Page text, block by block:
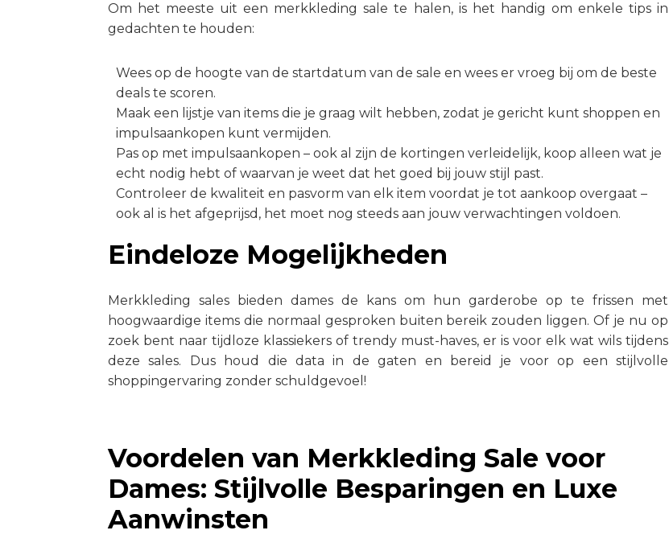
Om het meeste uit een merkkleding sale te halen, is het handig om enkele tips in
gedachten te houden:
Wees op de hoogte van de startdatum van de sale en wees er vroeg bij om de beste
deals te scoren.
Maak een lijstje van items die je graag wilt hebben, zodat je gericht kunt shoppen en
impulsaankopen kunt vermijden.
Pas op met impulsaankopen – ook al zijn de kortingen verleidelijk, koop alleen wat je
echt nodig hebt of waarvan je weet dat het goed bij jouw stijl past.
Controleer de kwaliteit en pasvorm van elk item voordat je tot aankoop overgaat –
ook al is het afgeprijsd, het moet nog steeds aan jouw verwachtingen voldoen.
Eindeloze Mogelijkheden
Merkkleding sales bieden dames de kans om hun garderobe op te frissen met
hoogwaardige items die normaal gesproken buiten bereik zouden liggen. Of je nu op
zoek bent naar tijdloze klassiekers of trendy must-haves, er is voor elk wat wils tijdens
deze sales. Dus houd die data in de gaten en bereid je voor op een stijlvolle
shoppingervaring zonder schuldgevoel!
Voordelen van Merkkleding Sale voor
Dames: Stijlvolle Besparingen en Luxe
Aanwinsten